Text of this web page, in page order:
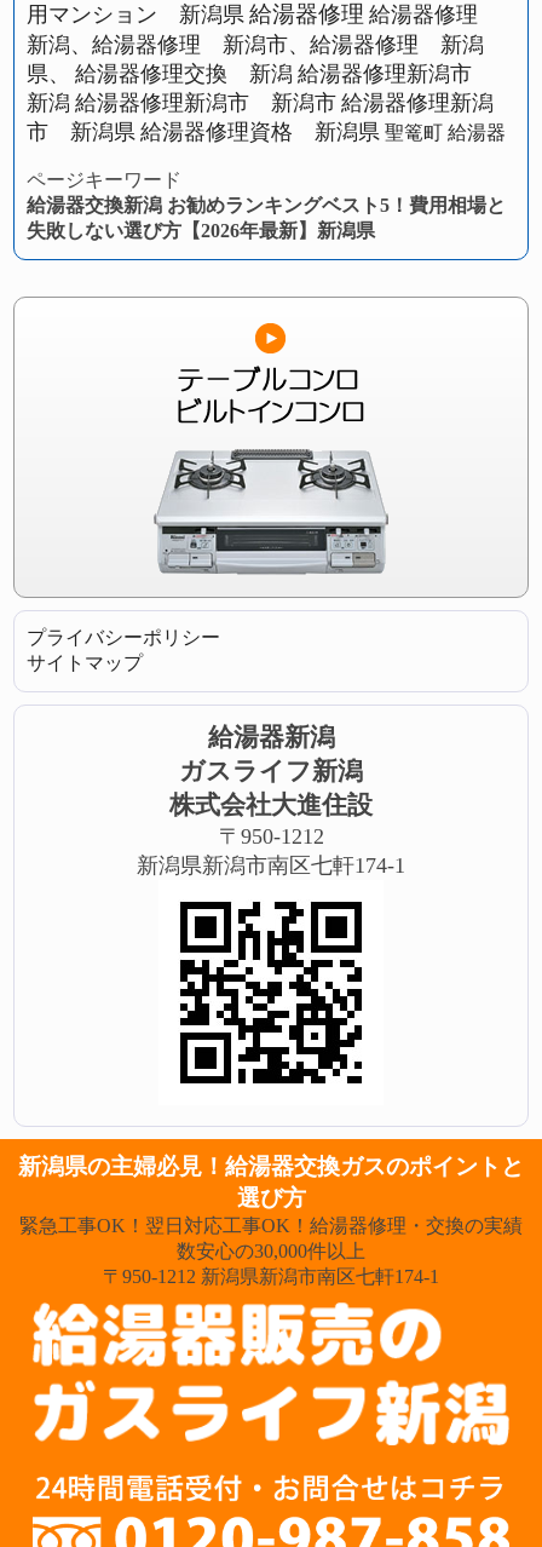
用マンション 新潟県 給湯器修理 給湯器修理
新潟、給湯器修理 新潟市、給湯器修理 新潟
県、
給湯器修理交換 新潟 給湯器修理新潟市
新潟 給湯器修理新潟市 新潟市 給湯器修理新潟
市 新潟県 給湯器修理資格 新潟県 聖篭町 給湯器
ページキーワード
給湯器交換新潟 お勧めランキングベスト5！費用相場と
失敗しない選び方【2026年最新】新潟県
プライバシーポリシー
サイトマップ
給湯器新潟
ガスライフ新潟
株式会社大進住設
〒950-1212
新潟県新潟市南区七軒174-1
新潟県の主婦必見！給湯器交換ガスのポイントと
選び方
緊急工事OK！翌日対応工事OK！給湯器修理・交換の実績
数安心の30,000件以上
〒950-1212 新潟県新潟市南区七軒174-1